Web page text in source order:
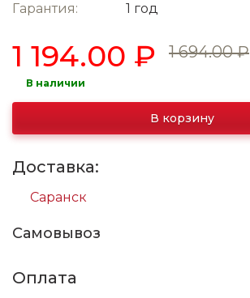
Гарантия:
1 год
1 194.00 ₽ 1 694.00 ₽
В наличии
В корзину
Доставка:
Саранск
Самовывоз
Оплата